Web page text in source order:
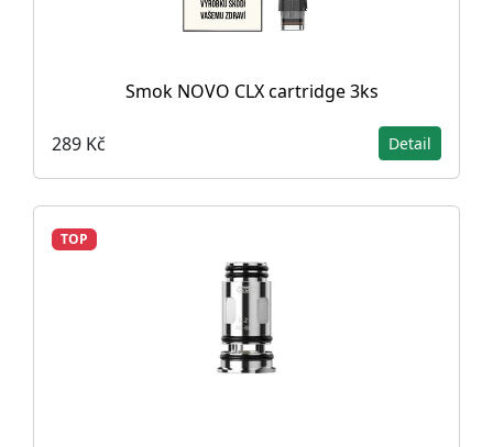
Smok NOVO CLX cartridge 3ks
289 Kč Detail
TOP